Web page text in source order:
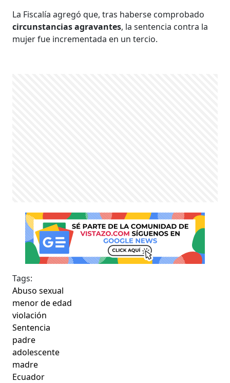
La Fiscalía agregó que, tras haberse comprobado
circunstancias agravantes, la sentencia contra la
mujer fue incrementada en un tercio.
Tags:
Abuso sexual
menor de edad
violación
Sentencia
padre
adolescente
madre
Ecuador